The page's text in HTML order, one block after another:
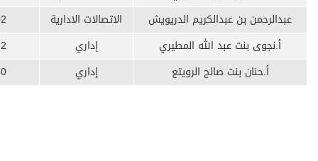
عبدالرحمن بن عبدالكريم الدريويش
الاتصالات الادارية
أ.نجوى بنت عبد الله المطيري
إداري
أ.حنان بنت صالح الرويتع
إداري